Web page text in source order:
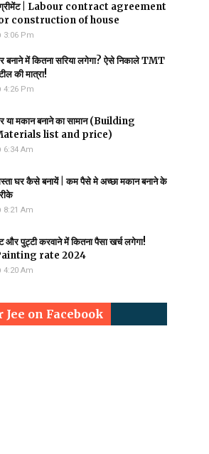
| Labour contract agreement
construction of house
3:06 Pm
बनाने में कितना सरिया लगेगा? ऐसे निकाले TMT
की मात्रा!
4:26 Pm
या मकान बनाने का सामान (Building
list and price)
6:34 Am
घर कैसे बनायें | कम पैसे मे अच्छा मकान बनाने के
8:21 Am
और पुट्टी करवाने में कितना पैसा खर्च लगेगा!
rate 2024
4:20 Am
Jee on Facebook